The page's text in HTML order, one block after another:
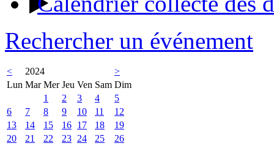
Rechercher un événement
< 2024
>
Lun Mar Mer Jeu Ven Sam Dim
1
2 3 4
5
6
7 8 9 10 11
12
13
14 15 16 17 18
19
20
21 22 23 24 25
26